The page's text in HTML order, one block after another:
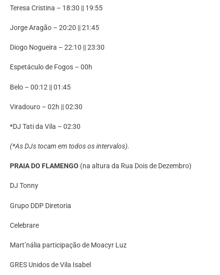
Teresa Cristina – 18:30 || 19:55
Jorge Aragão – 20:20 || 21:45
Diogo Nogueira – 22:10 || 23:30
Espetáculo de Fogos – 00h
Belo – 00:12 || 01:45
Viradouro – 02h || 02:30
*DJ Tati da Vila – 02:30
(*As DJs tocam em todos os intervalos).
PRAIA DO FLAMENGO (na altura da Rua Dois de Dezembro)
DJ Tonny
Grupo DDP Diretoria
Celebrare
Mart’nália participação de Moacyr Luz
GRES Unidos de Vila Isabel